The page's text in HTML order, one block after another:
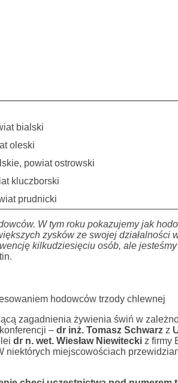
bialski
oleski
powiat ostrowski
kluczborski
prudnicki
W tym roku pokazujemy jak
zysków ze swojej działalności
kilkudziesięciu osób, ale
hodowców trzody chlewnej
zagadnienia żywienia świń w
–dr inż. Tomasz Schwarzz
dr n. wet. Wiesław Niewiteckiz firmy
niektórych miejscowościach